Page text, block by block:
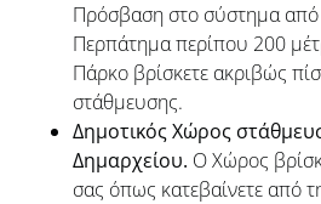
Πρόσβαση στο σύστημα
Περπάτημα περίπου 200
Πάρκο βρίσκετε ακριβώς
στάθμευσης.
Δημοτικός Χώρος
Δημαρχείου. Ο Χώρος
σας όπως κατεβαίνετε από